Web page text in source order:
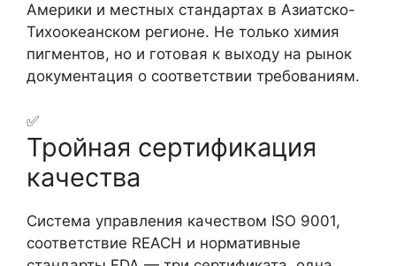
Америки и местных стандартах в Азиатско-
Тихоокеанском регионе. Не только химия
пигментов, но и готовая к выходу на рынок
документация о соответствии требованиям.
✅
Тройная сертификация
качества
Система управления качеством ISO 9001,
соответствие REACH и нормативные